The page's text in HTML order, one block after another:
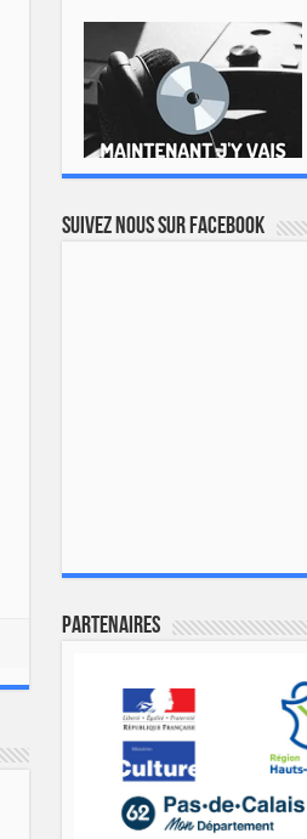
Suivez nous sur Facebook
Partenaires